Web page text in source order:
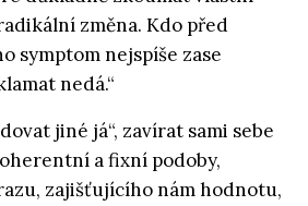
změna. Kdo před
symptom nejspíše zase
nedá.“
jiné já“, zavírat sami sebe
a fixní podoby,
zajišťujícího nám hodnotu,